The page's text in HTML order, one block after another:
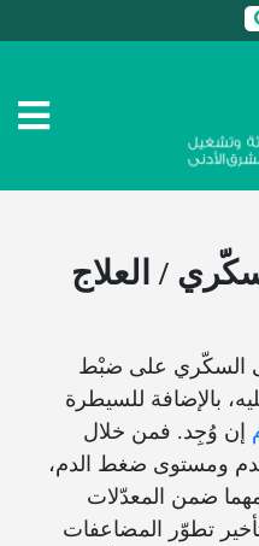
/ العلاج
السكّري على ضبْط
بالإضافة للسيطرة
إن وُجِد. فمن خلال
ومستوى ضغط الدم،
ضمن المعدّلات
تطوّر المضاعفات